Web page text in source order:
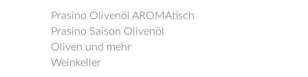
Prasino Olivenöl AROMAtisch
Prasino Saison Olivenöl
Oliven und mehr
Weinkeller